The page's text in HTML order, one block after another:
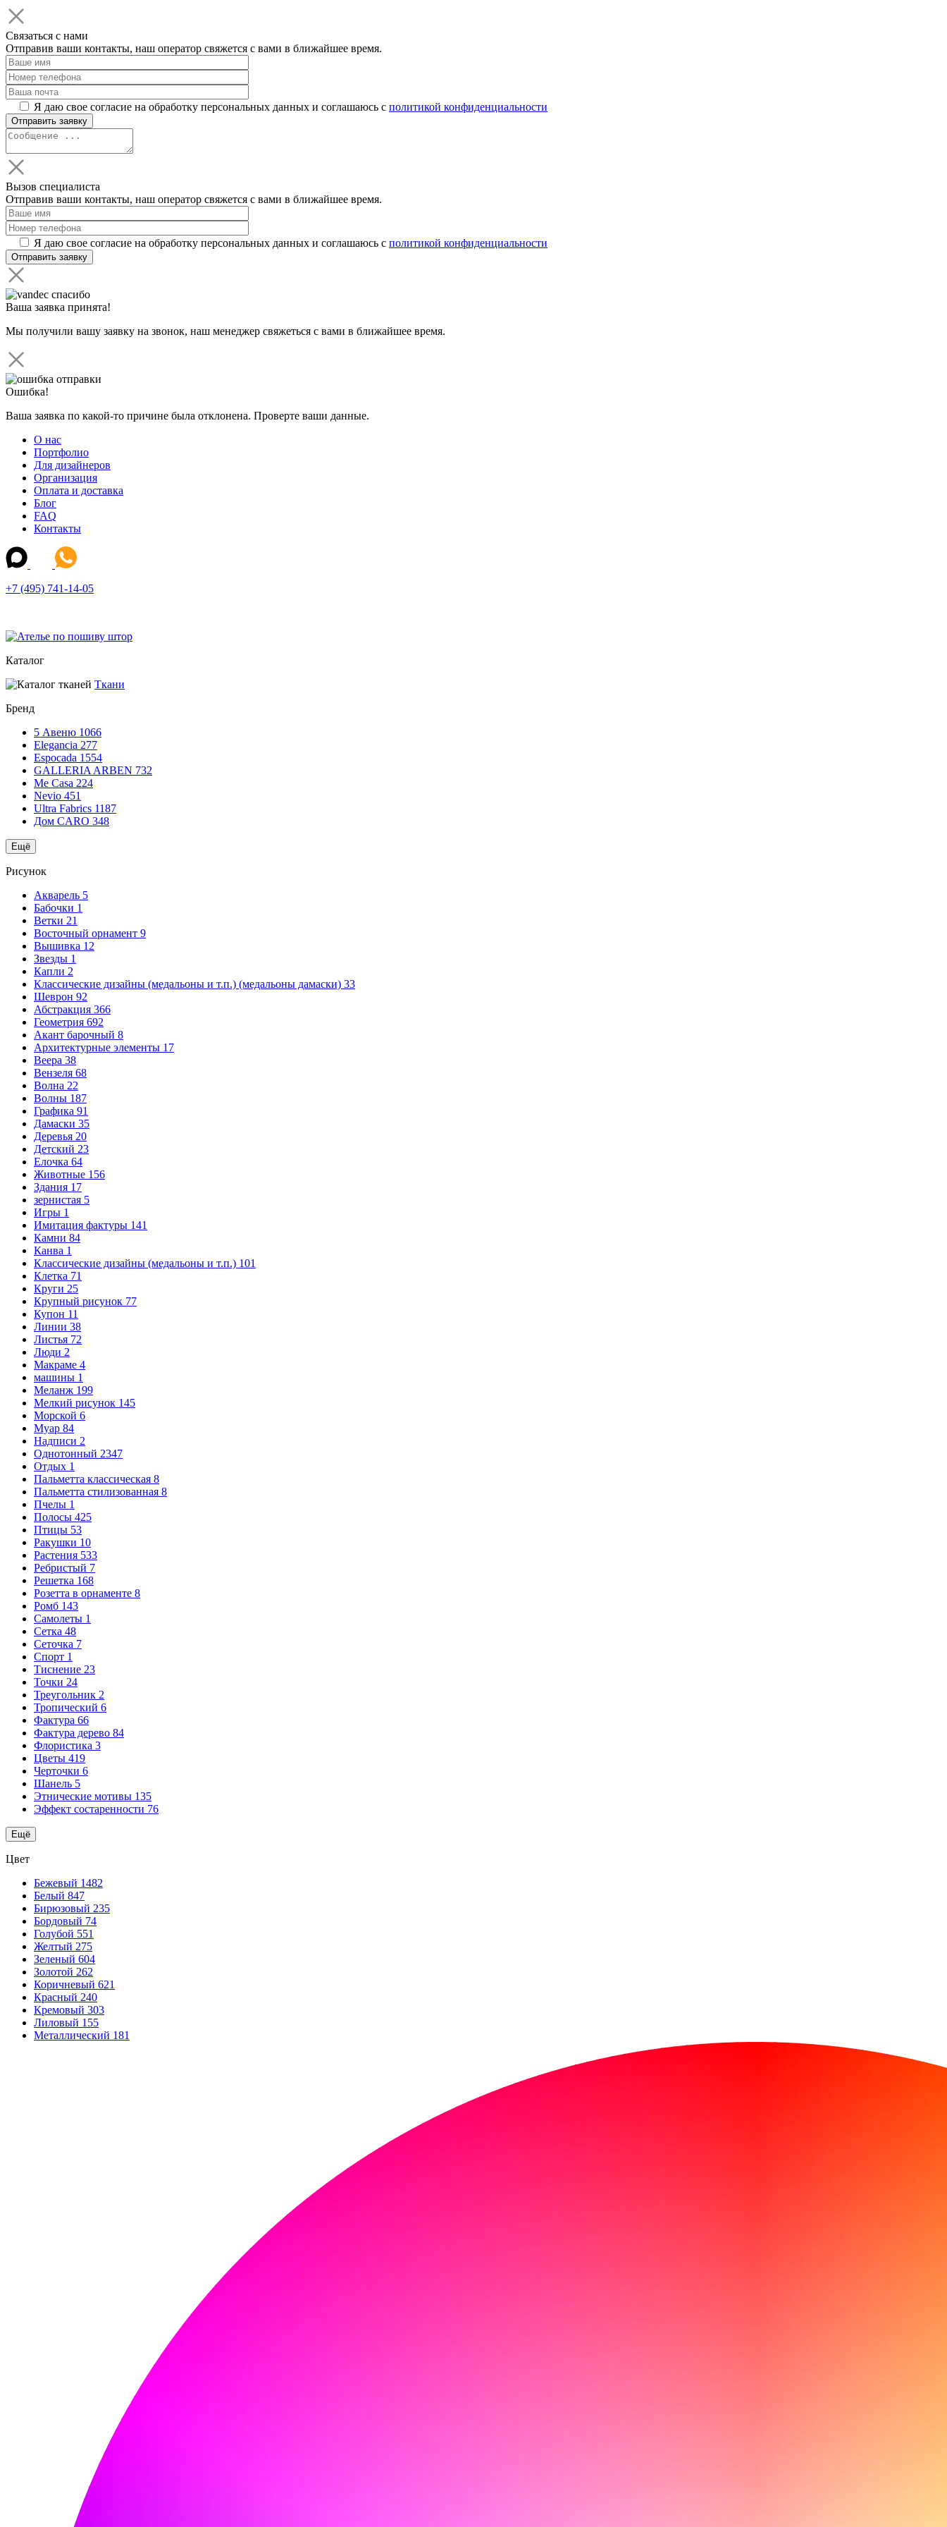
Связаться с нами
Отправив ваши контакты, наш оператор свяжется с вами в ближайшее время.
Я даю свое согласие на обработку персональных данных и соглашаюсь с политикой конфиденциальности
Вызов специалиста
Отправив ваши контакты, наш оператор свяжется с вами в ближайшее время.
Я даю свое согласие на обработку персональных данных и соглашаюсь с политикой конфиденциальности
Ваша заявка принята!
Мы получили вашу заявку на звонок, наш менеджер свяжеться с вами в ближайшее время.
Ошибка!
Ваша заявка по какой-то причине была отклонена. Проверте ваши данные.
О нас
Портфолио
Для дизайнеров
Организация
Оплата и доставка
Блог
FAQ
Контакты
+7 (495) 741-14-05
Каталог
Ткани
Бренд
5 Авеню 1066
Elegancia 277
Espocada 1554
GALLERIA ARBEN 732
Me Casa 224
Nevio 451
Ultra Fabrics 1187
Дом CARO 348
Ещё
Рисунок
Акварель 5
Бабочки 1
Ветки 21
Восточный орнамент 9
Вышивка 12
Звезды 1
Капли 2
Классические дизайны (медальоны и т.п.) (медальоны дамаски) 33
Шеврон 92
Абстракция 366
Геометрия 692
Акант барочный 8
Архитектурные элементы 17
Веера 38
Вензеля 68
Волна 22
Волны 187
Графика 91
Дамаски 35
Деревья 20
Детский 23
Елочка 64
Животные 156
Здания 17
зернистая 5
Игры 1
Имитация фактуры 141
Камни 84
Канва 1
Классические дизайны (медальоны и т.п.) 101
Клетка 71
Круги 25
Крупный рисунок 77
Купон 11
Линии 38
Листья 72
Люди 2
Макраме 4
машины 1
Меланж 199
Мелкий рисунок 145
Морской 6
Муар 84
Надписи 2
Однотонный 2347
Отдых 1
Пальметта классическая 8
Пальметта стилизованная 8
Пчелы 1
Полосы 425
Птицы 53
Ракушки 10
Растения 533
Ребристый 7
Решетка 168
Розетта в орнаменте 8
Ромб 143
Самолеты 1
Сетка 48
Сеточка 7
Спорт 1
Тиснение 23
Точки 24
Треугольник 2
Тропический 6
Фактура 66
Фактура дерево 84
Флористика 3
Цветы 419
Черточки 6
Шанель 5
Этнические мотивы 135
Эффект состаренности 76
Ещё
Цвет
Бежевый 1482
Белый 847
Бирюзовый 235
Бордовый 74
Голубой 551
Желтый 275
Зеленый 604
Золотой 262
Коричневый 621
Красный 240
Кремовый 303
Лиловый 155
Металлический 181